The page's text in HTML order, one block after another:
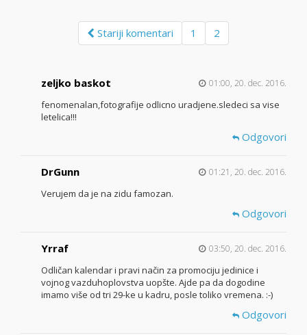
Stariji komentari 1 2
zeljko baskot 01:00, 20. dec. 2016.
fenomenalan,fotografije odlicno uradjene.sledeci sa vise
letelica!!!
Odgovori
DrGunn 01:21, 20. dec. 2016.
Verujem da je na zidu famozan.
Odgovori
Yrraf 03:50, 20. dec. 2016.
Odličan kalendar i pravi način za promociju jedinice i
vojnog vazduhoplovstva uopšte. Ajde pa da dogodine
imamo više od tri 29-ke u kadru, posle toliko vremena. :-)
Odgovori